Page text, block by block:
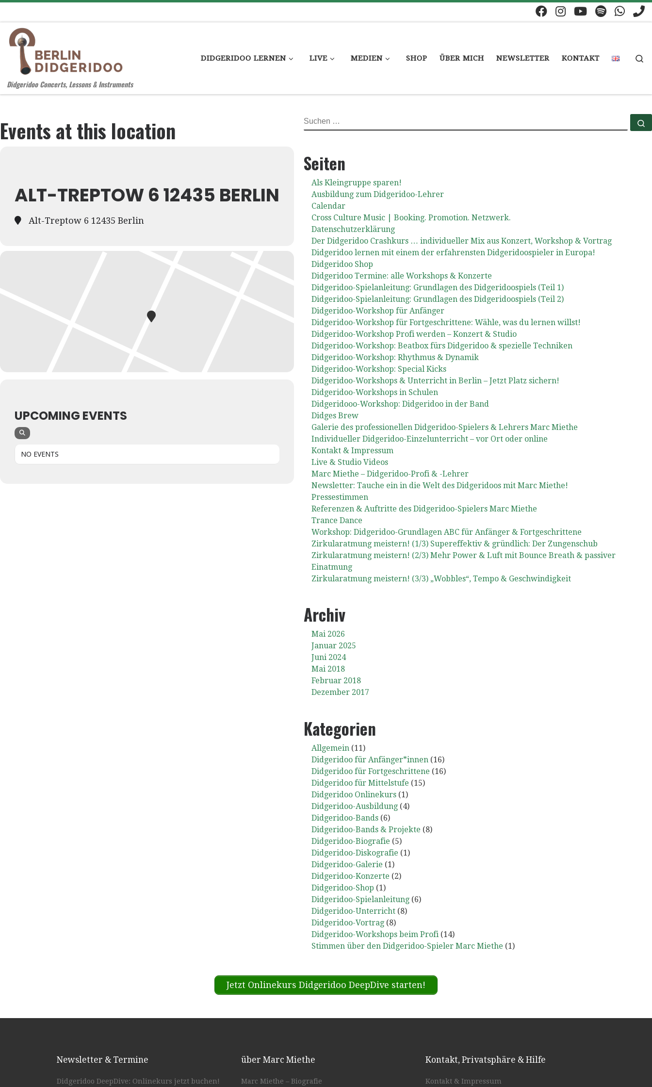
Didgeridoo Concerts, Lessons & Instruments
DIDGERIDOO LERNEN LIVE MEDIEN SHOP ÜBER MICH NEWSLETTER KONTAKT
Events at this location
ALT-TREPTOW 6 12435 BERLIN
Alt-Treptow 6 12435 Berlin
UPCOMING EVENTS
NO EVENTS
SUCHE
Seiten
Als Kleingruppe sparen!
Ausbildung zum Didgeridoo-Lehrer
Calendar
Cross Culture Music | Booking. Promotion. Netzwerk.
Datenschutzerklärung
Der Didgeridoo Crashkurs … individueller Mix aus Konzert, Workshop & Vortrag
Didgeridoo lernen mit einem der erfahrensten Didgeridoospieler in Europa!
Didgeridoo Shop
Didgeridoo Termine: alle Workshops & Konzerte
Didgeridoo-Spielanleitung: Grundlagen des Didgeridoospiels (Teil 1)
Didgeridoo-Spielanleitung: Grundlagen des Didgeridoospiels (Teil 2)
Didgeridoo-Workshop für Anfänger
Didgeridoo-Workshop für Fortgeschrittene: Wähle, was du lernen willst!
Didgeridoo-Workshop Profi werden – Konzert & Studio
Didgeridoo-Workshop: Beatbox fürs Didgeridoo & spezielle Techniken
Didgeridoo-Workshop: Rhythmus & Dynamik
Didgeridoo-Workshop: Special Kicks
Didgeridoo-Workshops & Unterricht in Berlin – Jetzt Platz sichern!
Didgeridoo-Workshops in Schulen
Didgeridooo-Workshop: Didgeridoo in der Band
Didges Brew
Galerie des professionellen Didgeridoo-Spielers & Lehrers Marc Miethe
Individueller Didgeridoo-Einzelunterricht – vor Ort oder online
Kontakt & Impressum
Live & Studio Videos
Marc Miethe – Didgeridoo-Profi & -Lehrer
Newsletter: Tauche ein in die Welt des Didgeridoos mit Marc Miethe!
Pressestimmen
Referenzen & Auftritte des Didgeridoo-Spielers Marc Miethe
Trance Dance
Workshop: Didgeridoo-Grundlagen ABC für Anfänger & Fortgeschrittene
Zirkularatmung meistern! (1/3) Supereffektiv & gründlich: Der Zungenschub
Zirkularatmung meistern! (2/3) Mehr Power & Luft mit Bounce Breath & passiver
Einatmung
Zirkularatmung meistern! (3/3) „Wobbles“, Tempo & Geschwindigkeit
Archiv
Mai 2026
Januar 2025
Juni 2024
Mai 2018
Februar 2018
Dezember 2017
Kategorien
Allgemein (11)
Didgeridoo für Anfänger*innen (16)
Didgeridoo für Fortgeschrittene (16)
Didgeridoo für Mittelstufe (15)
Didgeridoo Onlinekurs (1)
Didgeridoo-Ausbildung (4)
Didgeridoo-Bands (6)
Didgeridoo-Bands & Projekte (8)
Didgeridoo-Biografie (5)
Didgeridoo-Diskografie (1)
Didgeridoo-Galerie (1)
Didgeridoo-Konzerte (2)
Didgeridoo-Shop (1)
Didgeridoo-Spielanleitung (6)
Didgeridoo-Unterricht (8)
Didgeridoo-Vortrag (8)
Didgeridoo-Workshops beim Profi (14)
Stimmen über den Didgeridoo-Spieler Marc Miethe (1)
Jetzt Onlinekurs Didgeridoo DeepDive starten!
Newsletter & Termine
Didgeridoo DeepDive: Onlinekurs jetzt buchen!
über Marc Miethe
Marc Miethe – Biografie
Kontakt, Privatsphäre & Hilfe
Kontakt & Impressum